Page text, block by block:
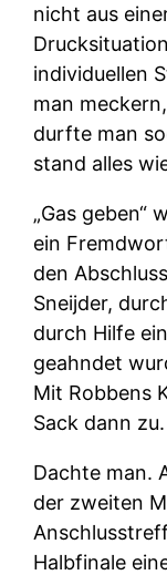
nicht aus
individuellen
man
durfte man
stand alles
„Gas geben“
ein
den
Sneijder,
durch Hilfe
geahndet
Mit Robbens
Sack dann zu.
Dachte man.
der zweiten
Halbfinale